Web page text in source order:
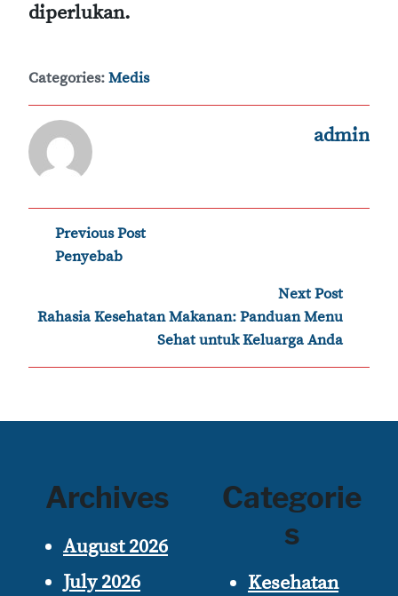
diperlukan.
Categories:Medis
admin
Post
navigation
Previous Post
Penyebab
Next Post
Rahasia Kesehatan Makanan: Panduan Menu
Sehat untuk Keluarga Anda
Archives
August 2026
July 2026
Categorie
s
Kesehatan